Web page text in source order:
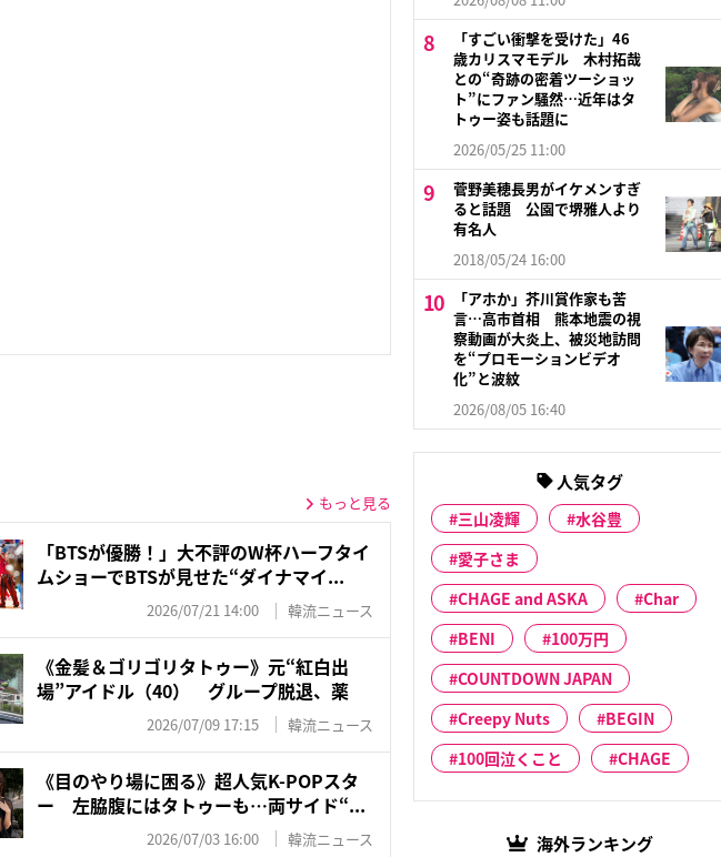
もっと見る
「BTSが優勝！」大不評のW杯ハーフタイ
ムショーでBTSが見せた“ダイナマイ...
2026/07/21 14:00 韓流ニュース
《金髪＆ゴリゴリタトゥー》元“紅白出
場”アイドル（40） グループ脱退、薬
2026/07/09 17:15 韓流ニュース
《目のやり場に困る》超人気K-POPスタ
ー 左脇腹にはタトゥーも…両サイド“...
2026/07/03 16:00 韓流ニュース
「すごい衝撃を受けた」46
歳カリスマモデル 木村拓哉
との“奇跡の密着ツーショッ
ト”にファン騒然…近年はタ
トゥー姿も話題に
2026/05/25 11:00
菅野美穂長男がイケメンすぎ
ると話題 公園で堺雅人より
有名人
2018/05/24 16:00
「アホか」芥川賞作家も苦
言…高市首相 熊本地震の視
察動画が大炎上、被災地訪問
を“プロモーションビデオ
化”と波紋
2026/08/05 16:40
人気タグ
三山凌輝
水谷豊
愛子さま
CHAGE and ASKA
Char
BENI
100万円
COUNTDOWN JAPAN
Creepy Nuts
BEGIN
100回泣くこと
CHAGE
海外ランキング